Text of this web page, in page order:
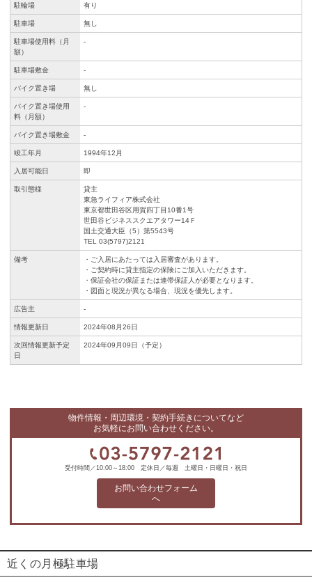
駐輪場 有り
駐車場 無し
駐車場使用料（月
額）
-
駐車場敷金 -
バイク置き場 無し
バイク置き場使用
料（月額）
-
バイク置き場敷金 -
竣工年月 1994年12月
入居可能日 即
取引態様
貸主
東急ライフィア株式会社
東京都世田谷区用賀四丁目10番1号
世田谷ビジネススクエアタワー14Ｆ
国土交通大臣（5）第5543号
TEL 03(5797)2121
備考
・ご入居にあたっては入居審査があります。
・ご契約時に貸主指定の保険にご加入いただきます。
・保証会社の保証または連帯保証人が必要となります。
・図面と現況が異なる場合、現況を優先します。
広告主 -
情報更新日 2024年08月26日
次回情報更新予定
日
2024年09月09日（予定）
物件情報・周辺環境・契約手続きについてなど
お気軽にお問い合わせください。
受付時間／10:00～18:00 定休日／毎週 土曜日・日曜日・祝日
お問い合わせフォーム
へ
近くの月極駐車場